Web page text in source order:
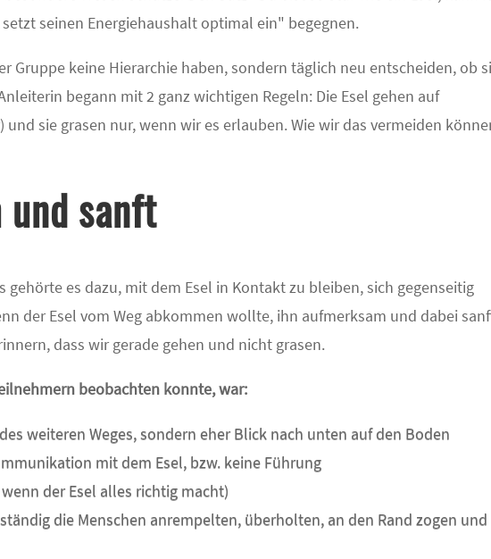
seinen Energiehaushalt optimal ein" begegnen.
Gruppe keine Hierarchie haben, sondern täglich neu entscheiden, ob
begann mit 2 ganz wichtigen Regeln: Die Esel gehen auf
sie grasen nur, wenn wir es erlauben. Wie wir das vermeiden
und sanft
gehörte es dazu, mit dem Esel in Kontakt zu bleiben, sich gegenseitig
der Esel vom Weg abkommen wollte, ihn aufmerksam und dabei
dass wir gerade gehen und nicht grasen.
beobachten konnte, war:
weiteren Weges, sondern eher Blick nach unten auf den Boden
mit dem Esel, bzw. keine Führung
der Esel alles richtig macht)
die Menschen anrempelten, überholten, an den Rand zogen und